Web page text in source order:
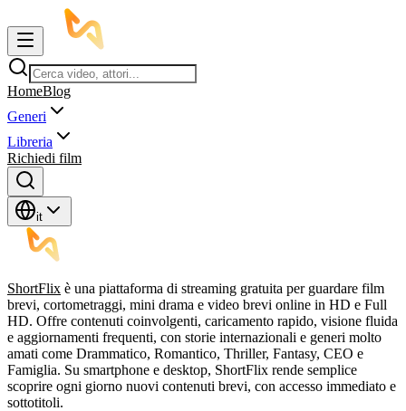
HomeBlog
Generi
Libreria
Richiedi film
it
ShortFlix è una piattaforma di streaming gratuita per guardare film
brevi, cortometraggi, mini drama e video brevi online in HD e Full
HD. Offre contenuti coinvolgenti, caricamento rapido, visione fluida
e aggiornamenti frequenti, con storie internazionali e generi molto
amati come Drammatico, Romantico, Thriller, Fantasy, CEO e
Famiglia. Su smartphone e desktop, ShortFlix rende semplice
scoprire ogni giorno nuovi contenuti brevi, con accesso immediato e
sottotitoli.